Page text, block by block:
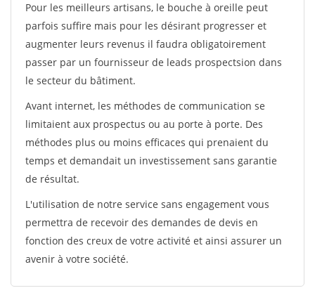
Pour les meilleurs artisans, le bouche à oreille peut
parfois suffire mais pour les désirant progresser et
augmenter leurs revenus il faudra obligatoirement
passer par un fournisseur de leads prospectsion dans
le secteur du bâtiment.
Avant internet, les méthodes de communication se
limitaient aux prospectus ou au porte à porte. Des
méthodes plus ou moins efficaces qui prenaient du
temps et demandait un investissement sans garantie
de résultat.
L'utilisation de notre service sans engagement vous
permettra de recevoir des demandes de devis en
fonction des creux de votre activité et ainsi assurer un
avenir à votre société.